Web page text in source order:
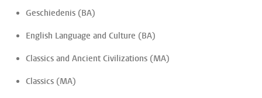
Geschiedenis (BA)
English Language and Culture (BA)
Classics and Ancient Civilizations (MA)
Classics (MA)